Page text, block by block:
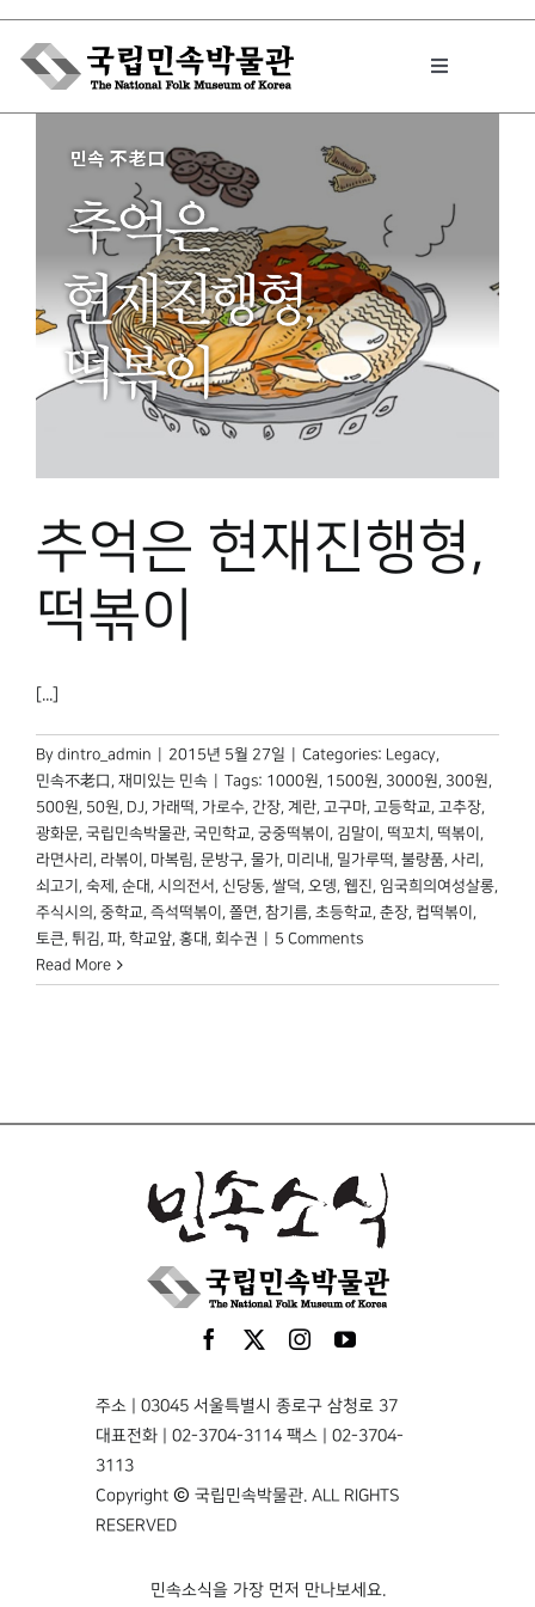
Skip
content
Toggle
박물관에서는
민속이야기
민속 인사이드
박물관 홈페이지
추억은 현재진행형,
떡볶이
[...]
By dintro_admin 2015년 5월 27일 Categories: Legacy,
민속不老口 , 재미있는 민속 Tags: 1000원, 1500원, 3000원, 300원,
500원, 50원, DJ, 가래떡, 가로수, 간장, 계란, 고구마, 고등학교, 고추장,
광화문, 국립민속박물관, 국민학교, 궁중떡볶이 , 김말이 , 떡꼬치 , 떡볶이 ,
라면사리 , 라볶이 , 마복림, 문방구, 물가, 미리내 , 밀가루떡, 불량품, 사리 ,
쇠고기 , 숙제 , 순대 , 시의전서 , 신당동, 쌀덕, 오뎅, 웹진, 임국희의여성살롱,
주식시의 , 중학교, 즉석떡볶이 , 쫄면, 참기름, 초등학교, 춘장, 컵떡볶이 ,
토큰, 튀김, 파, 학교앞, 홍대 , 회수권
5 Comments
Read More
주소 | 03045 서울특별시 종로구 삼청로 37
대표전화 | 02-3704-3114 팩스 | 02-3704-
3113
Copyright © 국립민속박물관. ALL RIGHTS
RESERVED
민속소식을 가장 먼저 만나보세요.